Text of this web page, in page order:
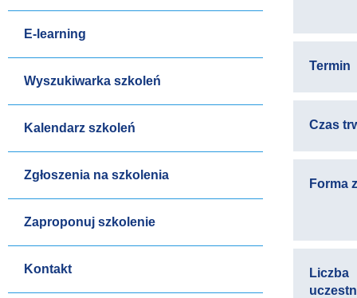
E-learning
Wyszukiwarka szkoleń
Kalendarz szkoleń
Zgłoszenia na szkolenia
Zaproponuj szkolenie
Kontakt
Termin
Czas
Forma
Liczba